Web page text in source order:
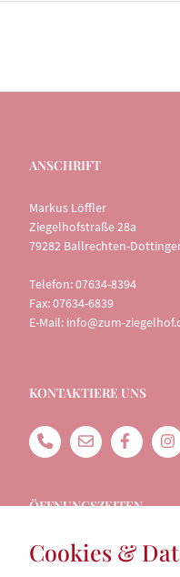
ANSCHRIFT
Markus Löffler
Ziegelhofstraße 28a
79282 Ballrechten-
Telefon: 07634-8394
Fax: 07634-6839
E-Mail: info@zum-
KONTAKTIERE UNS
ÖFFNUNGSZEITEN
Am 04.06.2026 bleibt die
Cookies &